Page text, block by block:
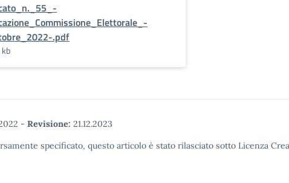
.pdf
- Revisione: 21.12.2023
specificato, questo articolo è stato rilasciato sotto Licenza